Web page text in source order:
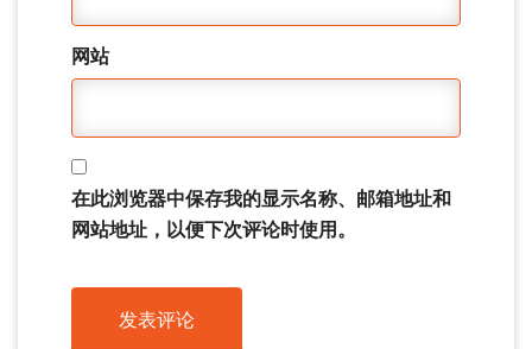
网站
在此浏览器中保存我的显示名称、邮箱地址和
网站地址，以便下次评论时使用。